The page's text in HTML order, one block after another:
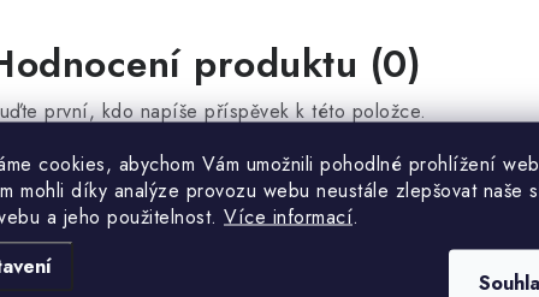
cookies, abychom Vám umožnili pohodlné prohlížení
mohli díky analýze provozu webu neustále zlepšovat naše
a jeho použitelnost. Více informací.
produktu (0)
první, kdo napíše příspěvek k této položce.
PŘIDAT HODNOCENÍ